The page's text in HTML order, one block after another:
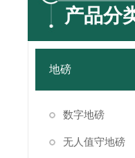
产品分
地磅
数字地磅
无人值守地磅